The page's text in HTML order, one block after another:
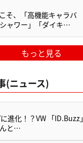
そ、「高機能キャラバ
ャワー」「ダイキ…
もっと見る
(ニュース)
進化！？VW 「ID.Buzz」
と…